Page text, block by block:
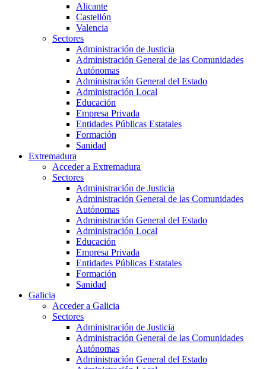
Alicante
Castellón
Valencia
Sectores
Administración de Justicia
Administración General de las Comunidades
Autónomas
Administración General del Estado
Administración Local
Educación
Empresa Privada
Entidades Públicas Estatales
Formación
Sanidad
Extremadura
Acceder a Extremadura
Sectores
Administración de Justicia
Administración General de las Comunidades
Autónomas
Administración General del Estado
Administración Local
Educación
Empresa Privada
Entidades Públicas Estatales
Formación
Sanidad
Galicia
Acceder a Galicia
Sectores
Administración de Justicia
Administración General de las Comunidades
Autónomas
Administración General del Estado